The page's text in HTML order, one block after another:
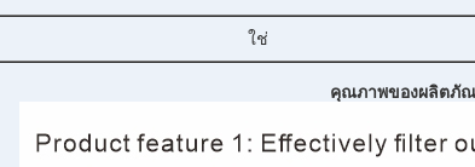
ใช่
คุณภาพของผลิตภั